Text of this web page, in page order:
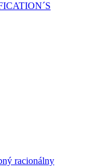
racionálny